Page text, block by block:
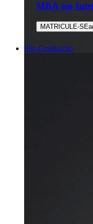
MBA em
MATRICULE-SE
Pós-Graduação